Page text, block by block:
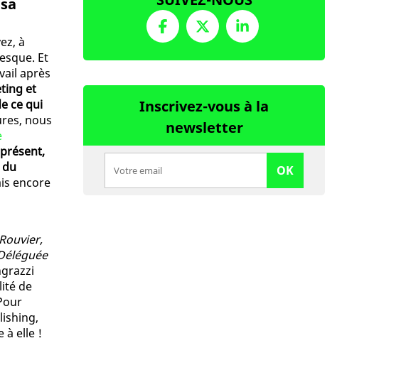
à
Et
après
et
ce qui
nous
du
encore
de
à elle !
Inscrivez-vous à la
newsletter
OK